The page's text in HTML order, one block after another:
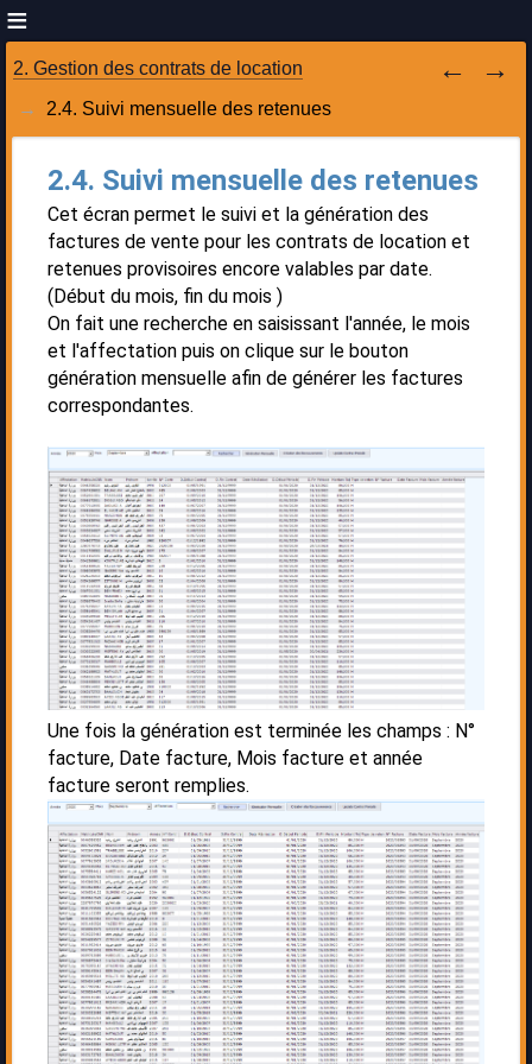
2. Gestion des contrats de location
2.4. Suivi mensuelle des retenues
2.4. Suivi mensuelle des retenues
Cet écran permet le suivi et la génération des
factures de vente pour les contrats de location et
retenues provisoires encore valables par date.
(Début du mois, fin du mois )
On fait une recherche en saisissant l'année, le mois
et l'affectation puis on clique sur le bouton
génération mensuelle afin de générer les factures
correspondantes.
Une fois la génération est terminée les champs : N°
facture, Date facture, Mois facture et année
facture seront remplies.